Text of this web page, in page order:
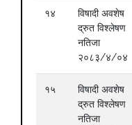
१४
विषादी अवशेष
द्रुत विश्लेषण
नतिजा
२०८३/४/०४
१५
विषादी अवशेष
द्रुत विश्लेषण
नतिजा